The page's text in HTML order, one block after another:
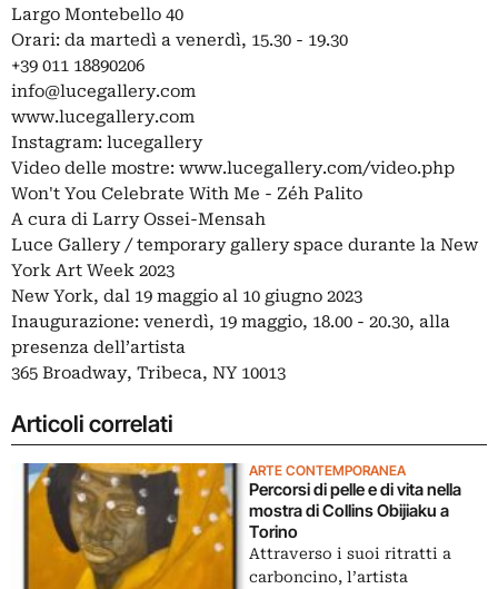
Largo Montebello 40
Orari: da martedì a venerdì, 15.30 - 19.30
+39 011 18890206
info@lucegallery.com
www.lucegallery.com
Instagram: lucegallery
Video delle mostre: www.lucegallery.com/video.php
Won't You Celebrate With Me - Zéh Palito
A cura di Larry Ossei-Mensah
Luce Gallery / temporary gallery space durante la New
York Art Week 2023
New York, dal 19 maggio al 10 giugno 2023
Inaugurazione: venerdì, 19 maggio, 18.00 - 20.30, alla
presenza dell’artista
365 Broadway, Tribeca, NY 10013
Articoli correlati
ARTE CONTEMPORANEA
Percorsi di pelle e di vita nella
mostra di Collins Obijiaku a
Torino
Attraverso i suoi ritratti a
carboncino, l’artista